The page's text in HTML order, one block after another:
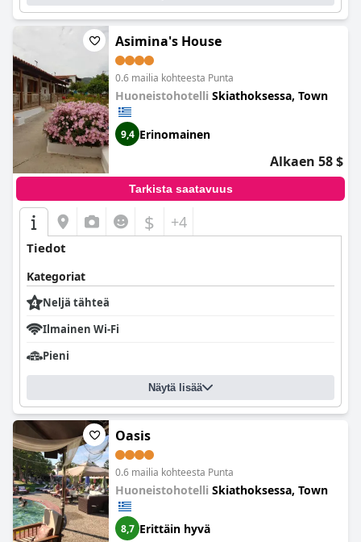
Asimina's House
0.6 mailia kohteesta Punta
Huoneistohotelli Skiathoksessa, Town
9,4 Erinomainen
Alkaen 58 $
Tarkista saatavuus
$ +4
Tiedot
Kategoriat
Neljä tähteä
Ilmainen Wi-Fi
Pieni
Näytä lisää
Oasis
0.6 mailia kohteesta Punta
Huoneistohotelli Skiathoksessa, Town
8,7 Erittäin hyvä